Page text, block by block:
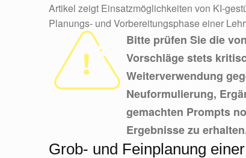
Artikel zeigt Einsatzmöglichkeiten von KI-
Planungs- und Vorbereitungsphase einer
Bitte prüfen Sie die
Vorschläge stets
Weiterverwendung
Neuformulierung,
gemachten Prompts
Ergebnisse zu
Grob- und Feinplanung